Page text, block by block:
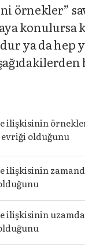
örnekler”
konulursa
ya da hep
ilişkisinin
olduğunu
ilişkisinin
ilişkisinin